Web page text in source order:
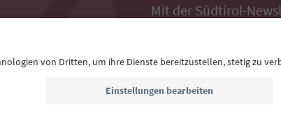
Mit der Südtirol-
E-Mail Adresse